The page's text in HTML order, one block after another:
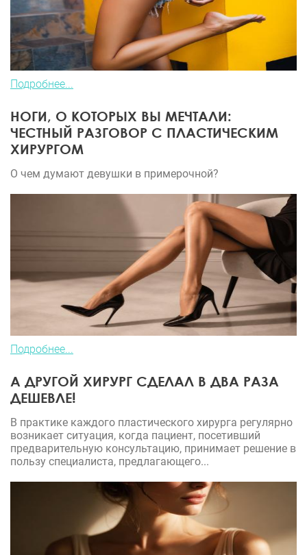
Подробнее...
НОГИ, О КОТОРЫХ ВЫ МЕЧТАЛИ:
ЧЕСТНЫЙ РАЗГОВОР С ПЛАСТИЧЕСКИМ
ХИРУРГОМ
О чем думают девушки в примерочной?
Подробнее...
А ДРУГОЙ ХИРУРГ СДЕЛАЛ В ДВА РАЗА
ДЕШЕВЛЕ!
В практике каждого пластического хирурга регулярно
возникает ситуация, когда пациент, посетивший
предварительную консультацию, принимает решение в
пользу специалиста, предлагающего...